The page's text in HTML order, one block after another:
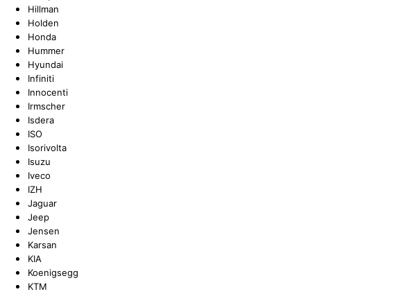
Hillman
Holden
Honda
Hummer
Hyundai
Infiniti
Innocenti
Irmscher
Isdera
ISO
Isorivolta
Isuzu
Iveco
IZH
Jaguar
Jeep
Jensen
Karsan
KIA
Koenigsegg
KTM